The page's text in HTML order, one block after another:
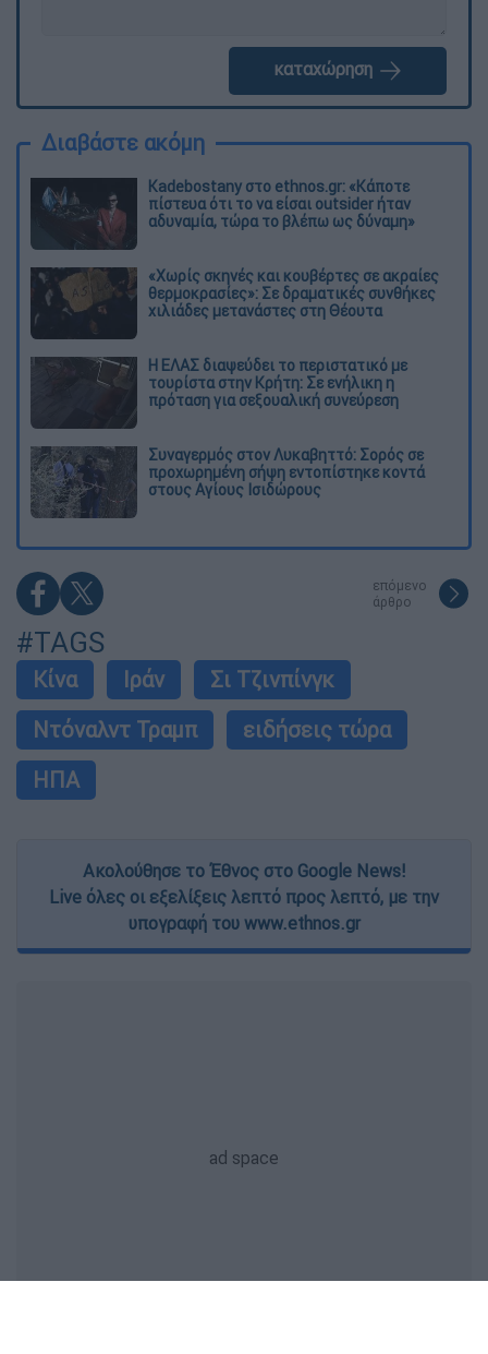
καταχώρηση
Διαβάστε ακόμη
Kadebostany στο ethnos.gr: «Κάποτε
πίστευα ότι το να είσαι outsider ήταν
αδυναμία, τώρα το βλέπω ως δύναμη»
«Χωρίς σκηνές και κουβέρτες σε ακραίες
θερμοκρασίες»: Σε δραματικές συνθήκες
χιλιάδες μετανάστες στη Θέουτα
Η ΕΛΑΣ διαψεύδει το περιστατικό με
τουρίστα στην Κρήτη: Σε ενήλικη η
πρόταση για σεξουαλική συνεύρεση
Συναγερμός στον Λυκαβηττό: Σορός σε
προχωρημένη σήψη εντοπίστηκε κοντά
στους Αγίους Ισιδώρους
επόμενο
άρθρο
#TAGS
Κίνα Ιράν
Σι Τζινπίνγκ
Ντόναλντ Τραμπ
ειδήσεις τώρα
ΗΠΑ
Ακολούθησε το Έθνος στο Google News!
Live όλες οι εξελίξεις λεπτό προς λεπτό, με την
υπογραφή του www.ethnos.gr